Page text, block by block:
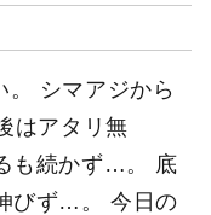
シマアジから
はアタリ無
も続かず…。 底
びず…。 今日の